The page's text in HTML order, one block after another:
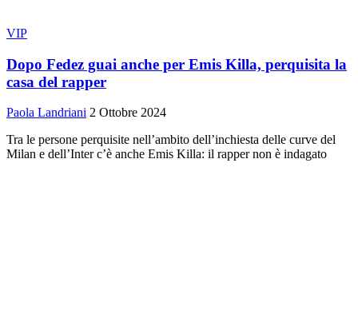
VIP
Dopo Fedez guai anche per Emis Killa, perquisita la
casa del rapper
Paola Landriani 2 Ottobre 2024
Tra le persone perquisite nell’ambito dell’inchiesta delle curve del
Milan e dell’Inter c’è anche Emis Killa: il rapper non è indagato